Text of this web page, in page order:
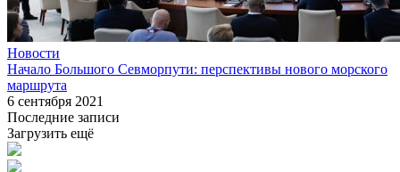
Новости
Начало Большого Севморпути: перспективы нового морского
маршрута
6 сентября 2021
Последние записи
Загрузить ещё